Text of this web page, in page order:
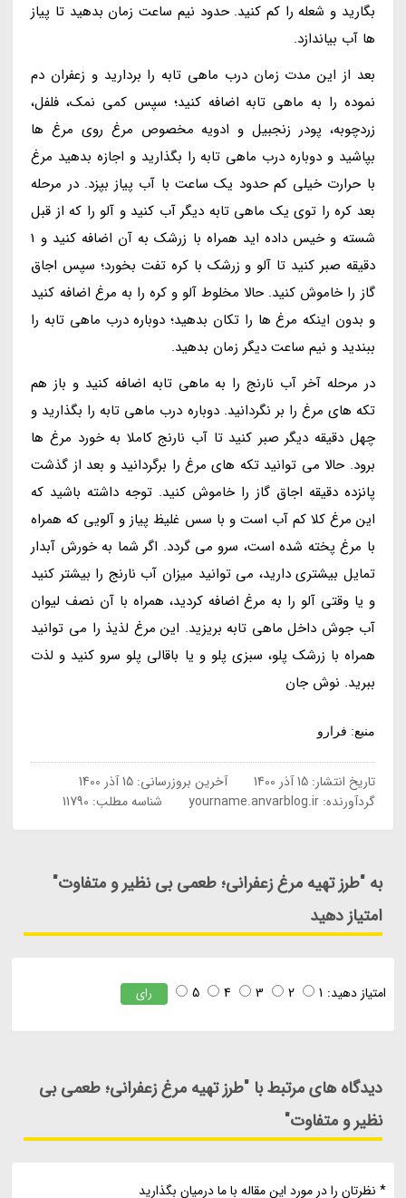
بگارید و شعله را کم کنید. حدود نیم ساعت زمان بدهید تا پیاز
ها آب بیاندازد.
بعد از این مدت زمان درب ماهی تابه را بردارید و زعفران دم
نموده را به ماهی تابه اضافه کنید؛ سپس کمی نمک، فلفل،
زردچوبه، پودر زنجبیل و ادویه مخصوص مرغ روی مرغ ها
بپاشید و دوباره درب ماهی تابه را بگذارید و اجازه بدهید مرغ
با حرارت خیلی کم حدود یک ساعت با آب پیاز بپزد. در مرحله
بعد کره را توی یک ماهی تابه دیگر آب کنید و آلو را که از قبل
شسته و خیس داده اید همراه با زرشک به آن اضافه کنید و 1
دقیقه صبر کنید تا آلو و زرشک با کره تفت بخورد؛ سپس اجاق
گاز را خاموش کنید. حالا مخلوط آلو و کره را به مرغ اضافه کنید
و بدون اینکه مرغ ها را تکان بدهید؛ دوباره درب ماهی تابه را
ببندید و نیم ساعت دیگر زمان بدهید.
در مرحله آخر آب نارنج را به ماهی تابه اضافه کنید و باز هم
تکه های مرغ را بر نگردانید. دوباره درب ماهی تابه را بگذارید و
چهل دقیقه دیگر صبر کنید تا آب نارنج کاملا به خورد مرغ ها
برود. حالا می توانید تکه های مرغ را برگردانید و بعد از گذشت
پانزده دقیقه اجاق گاز را خاموش کنید. توجه داشته باشید که
این مرغ کلا کم آب است و با سس غلیظ پیاز و آلویی که همراه
با مرغ پخته شده است، سرو می گردد. اگر شما به خورش آبدار
تمایل بیشتری دارید، می توانید میزان آب نارنج را بیشتر کنید
و یا وقتی آلو را به مرغ اضافه کردید، همراه با آن نصف لیوان
آب جوش داخل ماهی تابه بریزید. این مرغ لذیذ را می توانید
همراه با زرشک پلو، سبزی پلو و یا باقالی پلو سرو کنید و لذت
ببرید. نوش جان
منبع: فرارو
تاریخ انتشار:15 آذر 1400 آخرین بروزرسانی:15 آذر 1400
گردآورنده:yourname.anvarblog.ir شناسه مطلب: 11790
به "طرز تهیه مرغ زعفرانی؛ طعمی بی نظیر و متفاوت"
امتیاز دهید
امتیاز دهید: 1
2
3
4
5 رای
دیدگاه های مرتبط با "طرز تهیه مرغ زعفرانی؛ طعمی بی
نظیر و متفاوت"
* نظرتان را در مورد این مقاله با ما درمیان بگذارید